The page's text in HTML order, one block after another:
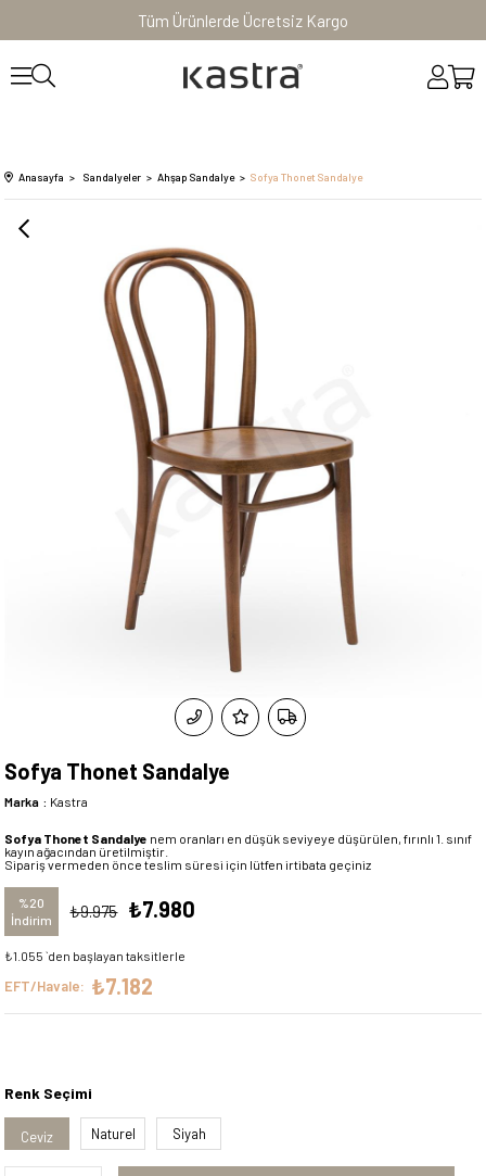
Tüm Ürünlerde Ücretsiz Kargo
Anasayfa Sandalyeler Ahşap Sandalye Sofya Thonet Sandalye
Sofya Thonet Sandalye
Marka : Kastra
Sofya Thonet Sandalye nem oranları en düşük seviyeye düşürülen, fırınlı 1. sınıf
kayın ağacından üretilmiştir.
Sipariş vermeden önce teslim süresi için lütfen irtibata geçiniz
%20
İndirim
₺9.975 ₺7.980
₺1.055 `den başlayan taksitlerle
EFT/Havale: ₺7.182
Renk Seçimi
Ceviz Naturel Siyah